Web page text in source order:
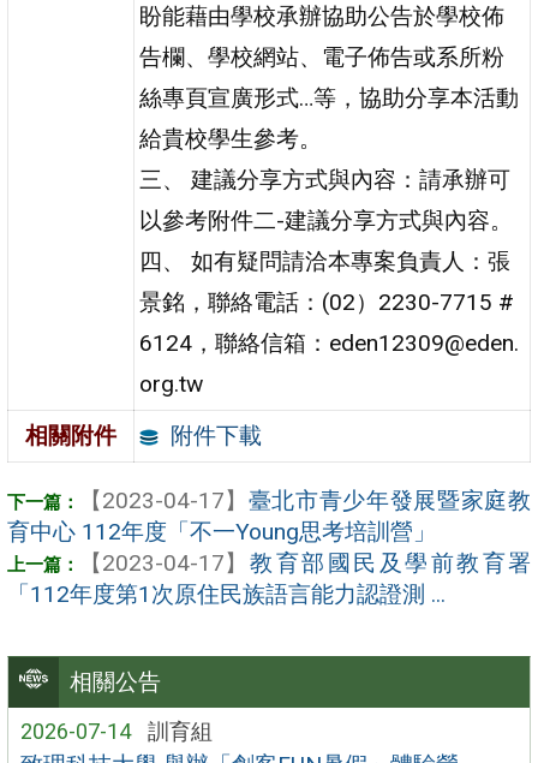
相關公告
2026-07-14 訓育組
盼能藉由學校承辦協助公告於學校佈
告欄、學校網站、電子佈告或系所粉
絲專頁宣廣形式…等，協助分享本活動
給貴校學生參考。
三、 建議分享方式與內容：請承辦可
以參考附件二-建議分享方式與內容。
四、 如有疑問請洽本專案負責人：張
景銘，聯絡電話：(02）2230-7715 #
6124，聯絡信箱：eden12309@eden.
org.tw
相關附件
附件下載
【2023-04-17】 臺北市青少年發展暨家庭教
育中心 112年度「不一Young思考培訓營」
【2023-04-17】 教育部國民及學前教育署
「112年度第1次原住民族語言能力認證測 ...